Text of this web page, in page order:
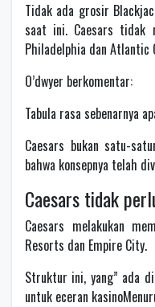
Tidak ada grosir
saat ini. Caesars tidak
Philadelphia dan Atlantic
O’dwyer berkomentar:
Tabula rasa sebenarnya
Caesars bukan satu-
bahwa konsepnya telah
Caesars tidak
Caesars melakukan
Resorts dan Empire City.
Struktur ini, yang” ada
untuk eceran